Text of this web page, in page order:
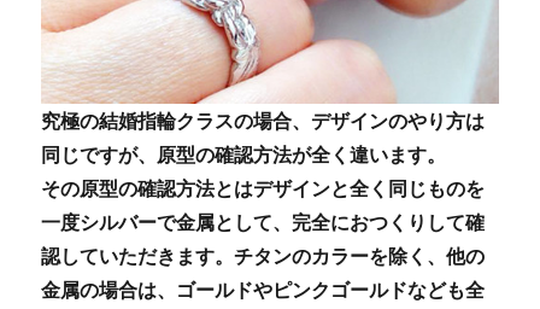
究極の結婚指輪クラスの場合、デザインのやり方は
同じですが、原型の確認方法が全く違います。
その原型の確認方法とはデザインと全く同じものを
一度シルバーで金属として、完全におつくりして確
認していただきます。チタンのカラーを除く、他の
金属の場合は、ゴールドやピンクゴールドなども全